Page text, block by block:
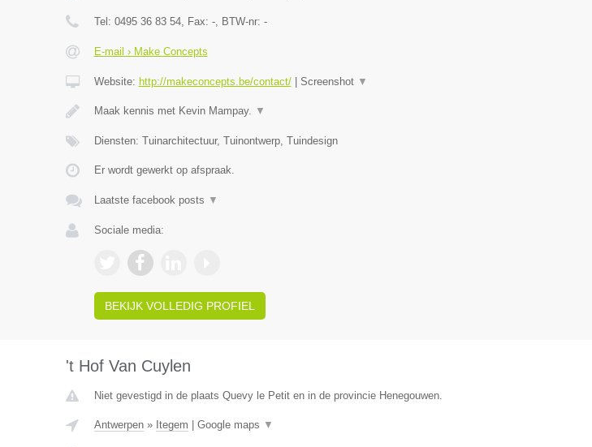
Tel: 0495 36 83 54, Fax: -, BTW-nr: -
E-mail › Make Concepts
Website: http://makeconcepts.be/contact/| Screenshot ▼
Maak kennis met Kevin Mampay. ▼
Diensten: Tuinarchitectuur, Tuinontwerp, Tuindesign
Er wordt gewerkt op afspraak.
Laatste facebook posts ▼
Sociale media:
BEKIJK VOLLEDIG PROFIEL
't Hof Van Cuylen
Niet gevestigd in de plaats Quevy le Petit en in de provincie Henegouwen.
Antwerpen» Itegem Google maps ▼